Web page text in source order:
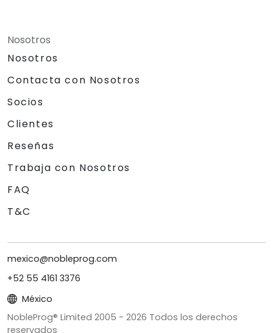
Nosotros
Nosotros
Contacta con Nosotros
Socios
Clientes
Reseñas
Trabaja con Nosotros
FAQ
T&C
mexico@nobleprog.com
+52 55 4161 3376
México
NobleProg® Limited 2005 - 2026 Todos los derechos
reservados